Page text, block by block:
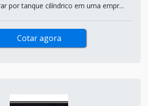
por tanque cilíndrico em uma empr...
Cotar agora